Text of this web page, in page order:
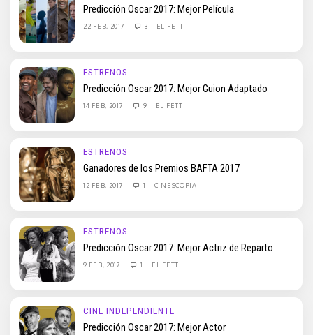
Predicción Oscar 2017: Mejor Película
22 FEB, 2017 3 EL FETT
ESTRENOS
Predicción Oscar 2017: Mejor Guion Adaptado
14 FEB, 2017 9 EL FETT
ESTRENOS
Ganadores de los Premios BAFTA 2017
12 FEB, 2017 1 CINESCOPIA
ESTRENOS
Predicción Oscar 2017: Mejor Actriz de Reparto
9 FEB, 2017 1 EL FETT
CINE INDEPENDIENTE
Predicción Oscar 2017: Mejor Actor